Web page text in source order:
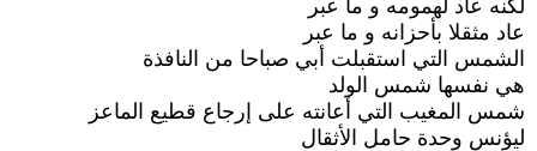
لكنه عاد لهمومه و ما عبر
عاد مثقلا بأحزانه و ما عبر
الشمس التي استقبلت أبي صباحا من النافذة
هي نفسها شمس الولد
شمس المغيب التي أعانته على إرجاع قطيع الماعز
ليؤنس وحدة حامل الأثقال